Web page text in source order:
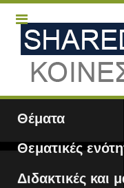
Θέματα
Θεματικές
Διδακτικές και